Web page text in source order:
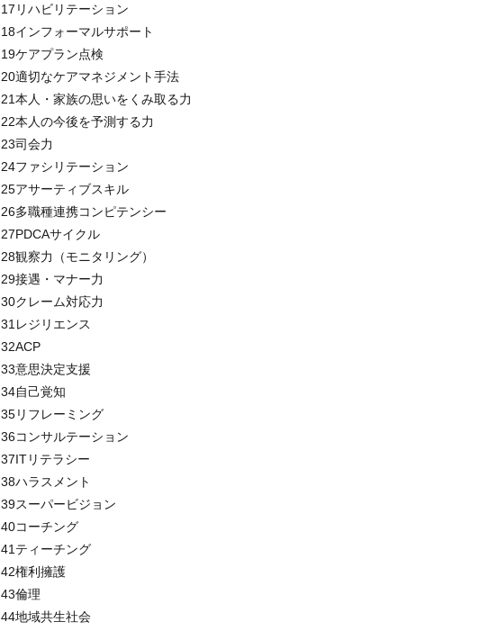
17リハビリテーション
18インフォーマルサポート
19ケアプラン点検
20適切なケアマネジメント手法
21本人・家族の思いをくみ取る力
22本人の今後を予測する力
23司会力
24ファシリテーション
25アサーティブスキル
26多職種連携コンピテンシー
27PDCAサイクル
28観察力（モニタリング）
29接遇・マナー力
30クレーム対応力
31レジリエンス
32ACP
33意思決定支援
34自己覚知
35リフレーミング
36コンサルテーション
37ITリテラシー
38ハラスメント
39スーパービジョン
40コーチング
41ティーチング
42権利擁護
43倫理
44地域共生社会